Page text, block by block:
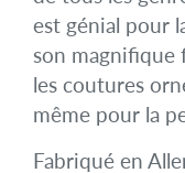
est génial pour
son
les coutures
même pour la
Fabriqué en